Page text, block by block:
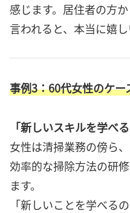
感じます。居住者の方
言われると、本当に嬉し
事例3：60代女性のケー
「新しいスキルを学べる
女性は清掃業務の傍ら
効率的な掃除方法の研
ます。
「新しいことを学べる